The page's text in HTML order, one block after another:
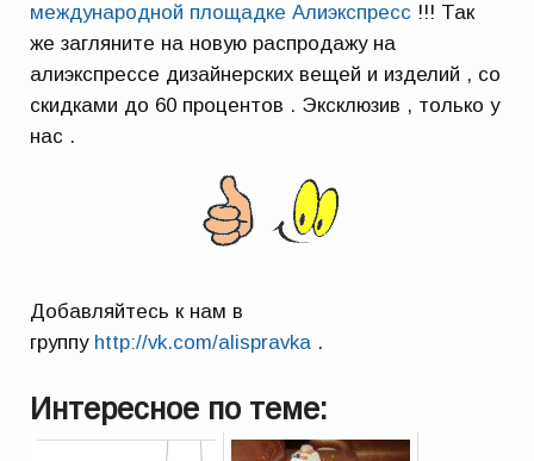
международной площадке Алиэкспресс !!! Так
же загляните на новую распродажу на
алиэкспрессе дизайнерских вещей и изделий , со
скидками до 60 процентов . Эксклюзив , только у
нас .
Добавляйтесь к нам в
группу http://vk.com/alispravka .
Интересное по теме: